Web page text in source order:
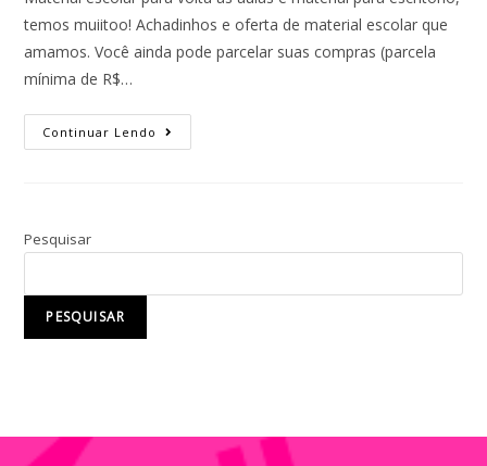
temos muiitoo! Achadinhos e oferta de material escolar que
amamos. Você ainda pode parcelar suas compras (parcela
mínima de R$…
Continuar Lendo
Pesquisar
PESQUISAR